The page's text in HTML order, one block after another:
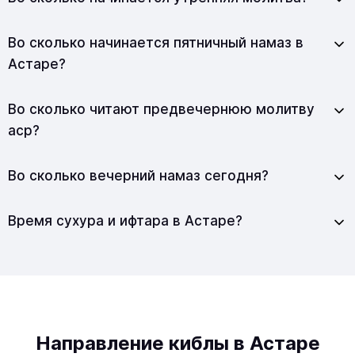
Во сколько начинается пятничный намаз в
Астаре?
Во сколько читают предвечернюю молитву
аср?
Во сколько вечерний намаз сегодня?
Время сухура и ифтара в Астаре?
Направление киблы в Астаре